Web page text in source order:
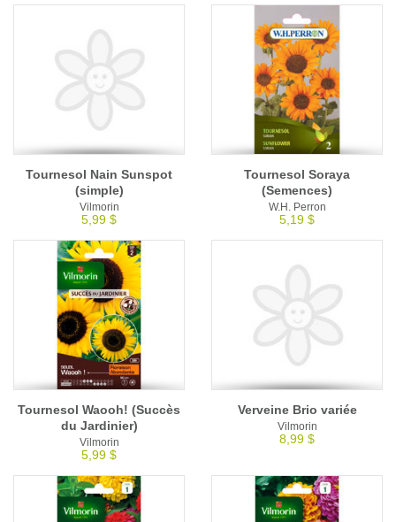
Tournesol Nain Sunspot
(simple)
Vilmorin
5,99 $
Tournesol Soraya
(Semences)
W.H. Perron
5,19 $
Tournesol Waooh! (Succès
du Jardinier)
Vilmorin
5,99 $
Verveine Brio variée
Vilmorin
8,99 $